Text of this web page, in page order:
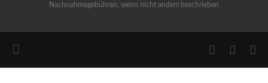
Nachnahmegebühren, wenn nicht anders beschrieben